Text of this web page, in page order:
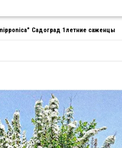
Садоград 1летние саженцы